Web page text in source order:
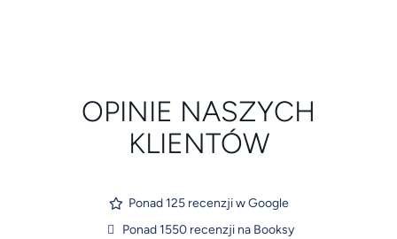
OPINIE NASZYCH
KLIENTÓW
Ponad 125 recenzji w Google
Ponad 1550 recenzji na Booksy